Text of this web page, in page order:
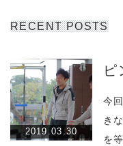
RECENT POSTS
2019.03.30
ピ
今
き
を